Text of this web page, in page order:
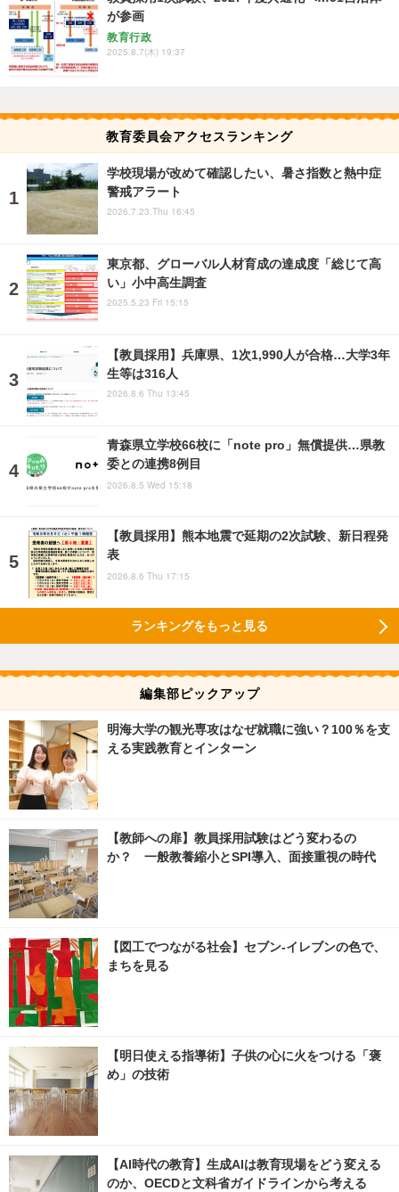
が参画
教育行政
2025.8.7(木) 19:37
教育委員会アクセスランキング
学校現場が改めて確認したい、暑さ指数と熱中症
警戒アラート
2026.7.23 Thu 16:45
東京都、グローバル人材育成の達成度「総じて高
い」小中高生調査
2025.5.23 Fri 15:15
【教員採用】兵庫県、1次1,990人が合格…大学3年
生等は316人
2026.8.6 Thu 13:45
青森県立学校66校に「note pro」無償提供…県教
委との連携8例目
2026.8.5 Wed 15:18
【教員採用】熊本地震で延期の2次試験、新日程発
表
2026.8.6 Thu 17:15
ランキングをもっと見る
編集部ピックアップ
明海大学の観光専攻はなぜ就職に強い？100％を支
える実践教育とインターン
【教師への扉】教員採用試験はどう変わるの
か？ 一般教養縮小とSPI導入、面接重視の時代
【図工でつながる社会】セブン‐イレブンの色で、
まちを見る
【明日使える指導術】子供の心に火をつける「褒
め」の技術
【AI時代の教育】生成AIは教育現場をどう変える
のか、OECDと文科省ガイドラインから考える